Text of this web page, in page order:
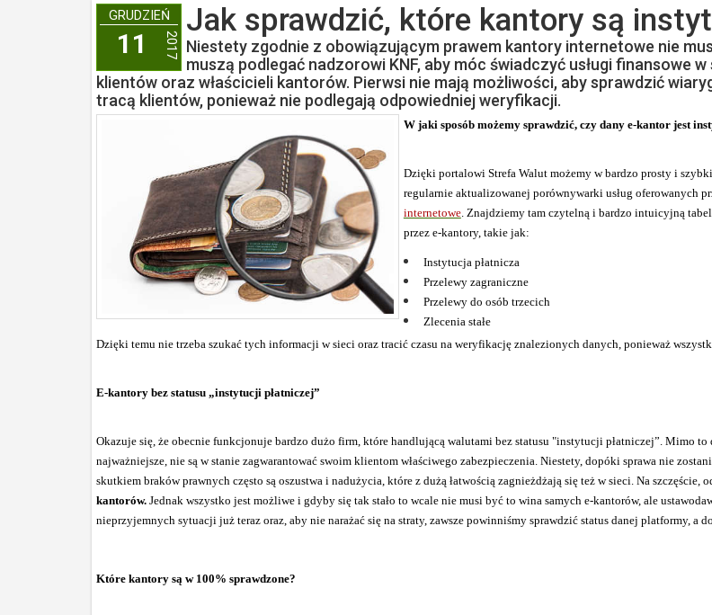
GRUDZIEŃ
11 2017
Jak sprawdzić, które kantory są
Niestety zgodnie z obowiązującym prawem kantory internetowe nie
muszą podlegać nadzorowi KNF, aby móc świadczyć usługi finansowe
klientów oraz właścicieli kantorów. Pierwsi nie mają możliwości, aby sprawdzić
tracą klientów, ponieważ nie podlegają odpowiedniej weryfikacji.
W jaki sposób możemy sprawdzić, czy dany e-kantor jest
Dzięki portalowi Strefa Walut możemy w bardzo prosty i
regularnie aktualizowanej porównywarki usług oferowanych
internetowe. Znajdziemy tam czytelną i bardzo intuicyjną
przez e-kantory, takie jak:
Instytucja płatnicza
Przelewy zagraniczne
Przelewy do osób trzecich
Zlecenia stałe
Dzięki temu nie trzeba szukać tych informacji w sieci oraz tracić czasu na weryfikację znalezionych danych, ponieważ
E-kantory bez statusu „instytucji płatniczej”
Okazuje się, że obecnie funkcjonuje bardzo dużo firm, które handlującą walutami bez statusu "instytucji płatniczej”. Mimo
najważniejsze, nie są w stanie zagwarantować swoim klientom właściwego zabezpieczenia. Niestety, dopóki sprawa nie
skutkiem braków prawnych często są oszustwa i nadużycia, które z dużą łatwością zagnieżdżają się też w sieci. Na szczęście,
kantorów. Jednak wszystko jest możliwe i gdyby się tak stało to wcale nie musi być to wina samych e-kantorów, ale
nieprzyjemnych sytuacji już teraz oraz, aby nie narażać się na straty, zawsze powinniśmy sprawdzić status danej platformy, a
Które kantory są w 100% sprawdzone?